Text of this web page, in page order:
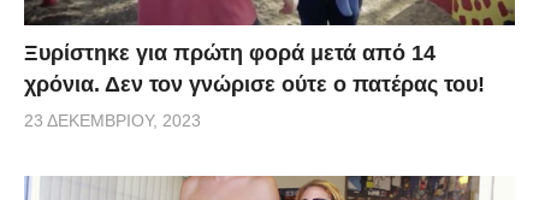
Ξυρίστηκε για πρώτη φορά μετά από 14
χρόνια. Δεν τον γνώρισε ούτε ο πατέρας του!
23 ΔΕΚΕΜΒΡΊΟΥ, 2023